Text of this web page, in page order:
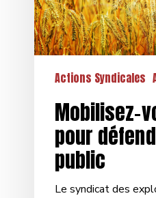
le
service
public
Actions Syndicales
Mobilisez-
pour
public
Le syndicat des